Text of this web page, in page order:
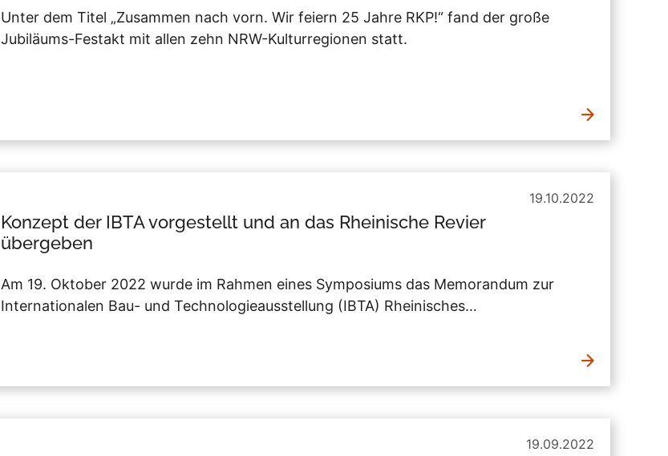
Unter dem Titel „Zusammen nach vorn. Wir feiern 25 Jahre RKP!“ fand der große
Jubiläums-Festakt mit allen zehn NRW-Kulturregionen statt.
19.10.2022
Konzept der IBTA vorgestellt und an das Rheinische Revier
übergeben
Am 19. Oktober 2022 wurde im Rahmen eines Symposiums das Memorandum zur
Internationalen Bau- und Technologieausstellung (IBTA) Rheinisches…
19.09.2022